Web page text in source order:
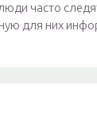
часто
для них